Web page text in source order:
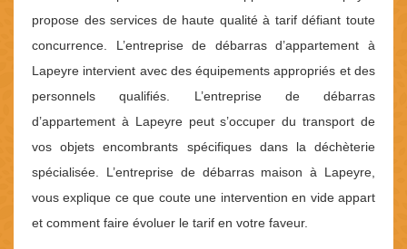
propose des services de haute qualité à tarif défiant toute
concurrence. L’entreprise de débarras d’appartement à
Lapeyre intervient avec des équipements appropriés et des
personnels qualifiés. L’entreprise de débarras
d’appartement à Lapeyre peut s’occuper du transport de
vos objets encombrants spécifiques dans la déchèterie
spécialisée. L’entreprise de débarras maison à Lapeyre,
vous explique ce que coute une intervention en vide appart
et comment faire évoluer le tarif en votre faveur.